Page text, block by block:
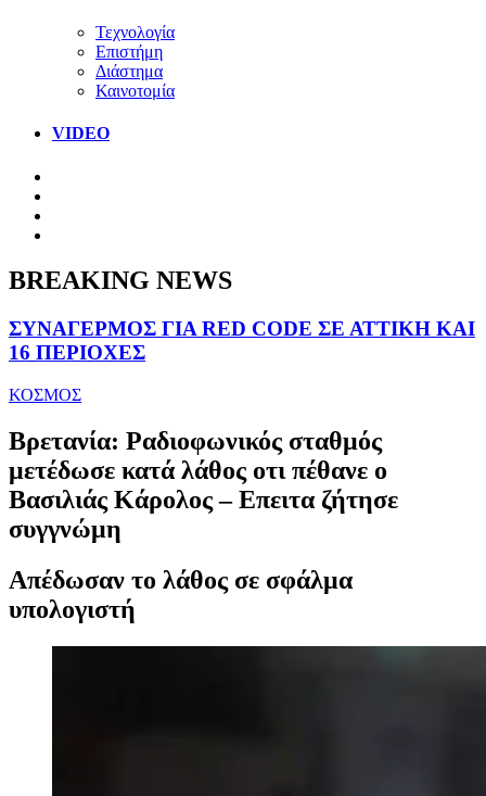
Τεχνολογία
Επιστήμη
Διάστημα
Καινοτομία
VIDEO
BREAKING NEWS
ΣΥΝΑΓΕΡΜΟΣ ΓΙΑ RED CODE ΣΕ ΑΤΤΙΚΗ ΚΑΙ
16 ΠΕΡΙΟΧΕΣ
ΚΟΣΜΟΣ
Βρετανία: Ραδιοφωνικός σταθμός
μετέδωσε κατά λάθος οτι πέθανε ο
Βασιλιάς Κάρολος – Επειτα ζήτησε
συγγνώμη
Απέδωσαν το λάθος σε σφάλμα
υπολογιστή